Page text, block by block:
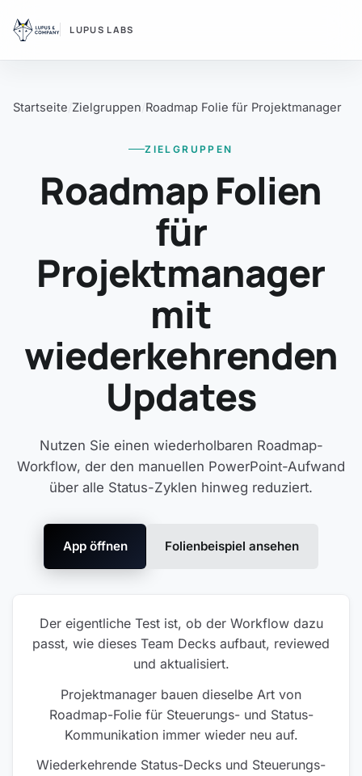
LUPUS LABS
Startseite Zielgruppen Roadmap Folie für Projektmanager
ZIELGRUPPEN
Roadmap Folien
für
Projektmanager
mit
wiederkehrenden
Updates
Nutzen Sie einen wiederholbaren Roadmap-
Workflow, der den manuellen PowerPoint-Aufwand
über alle Status-Zyklen hinweg reduziert.
App öffnen Folienbeispiel ansehen
Der eigentliche Test ist, ob der Workflow dazu
passt, wie dieses Team Decks aufbaut, reviewed
und aktualisiert.
Projektmanager bauen dieselbe Art von
Roadmap-Folie für Steuerungs- und Status-
Kommunikation immer wieder neu auf.
Wiederkehrende Status-Decks und Steuerungs-